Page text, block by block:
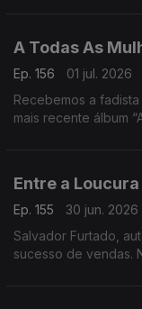
A Todas As
Ep. 156
01 jul. 2026
Recebemos a
mais recente álbum
Entre a
Ep. 155
30 jun. 2026
Salvador Furtado,
sucesso de vendas.